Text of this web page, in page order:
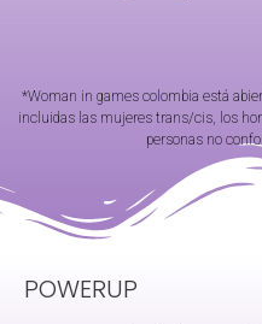
*Woman in games colombia está
incluidas las mujeres trans/cis, los
personas no
POWERUP